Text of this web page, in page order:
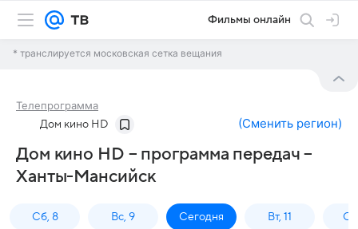
Фильмы онлайн
* транслируется московская сетка вещания
Телепрограмма
Дом кино HD (Сменить регион)
Дом кино HD – программа передач –
Ханты-Мансийск
Сб, 8 Вс, 9 Сегодня Вт, 11